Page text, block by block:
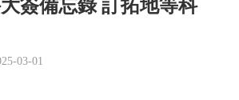
簽備忘錄 訂拓地等科
03-01